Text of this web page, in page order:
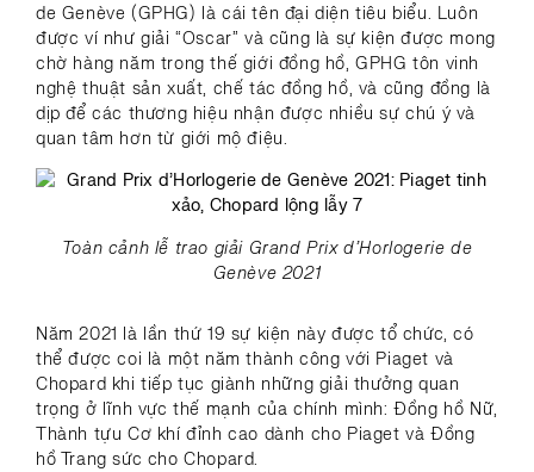
de Genève (GPHG) là cái tên đại diện tiêu biểu. Luôn
được ví như giải “Oscar” và cũng là sự kiện được mong
chờ hàng năm trong thế giới đồng hồ, GPHG tôn vinh
nghệ thuật sản xuất, chế tác đồng hồ, và cũng đồng là
dịp để các thương hiệu nhận được nhiều sự chú ý và
quan tâm hơn từ giới mộ điệu.
Toàn cảnh lễ trao giải Grand Prix d’Horlogerie de
Genève 2021
Năm 2021 là lần thứ 19 sự kiện này được tổ chức, có
thể được coi là một năm thành công với Piaget và
Chopard khi tiếp tục giành những giải thưởng quan
trọng ở lĩnh vực thế mạnh của chính mình: Đồng hồ Nữ,
Thành tựu Cơ khí đỉnh cao dành cho Piaget và Đồng
hồ Trang sức cho Chopard.